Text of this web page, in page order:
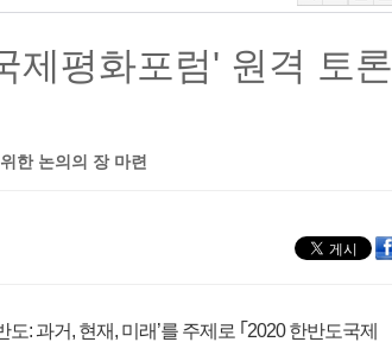
제평화포럼' 원격 토론
한 논의의 장 마련
: 과거, 현재, 미래’를 주제로 ｢2020 한반도국제